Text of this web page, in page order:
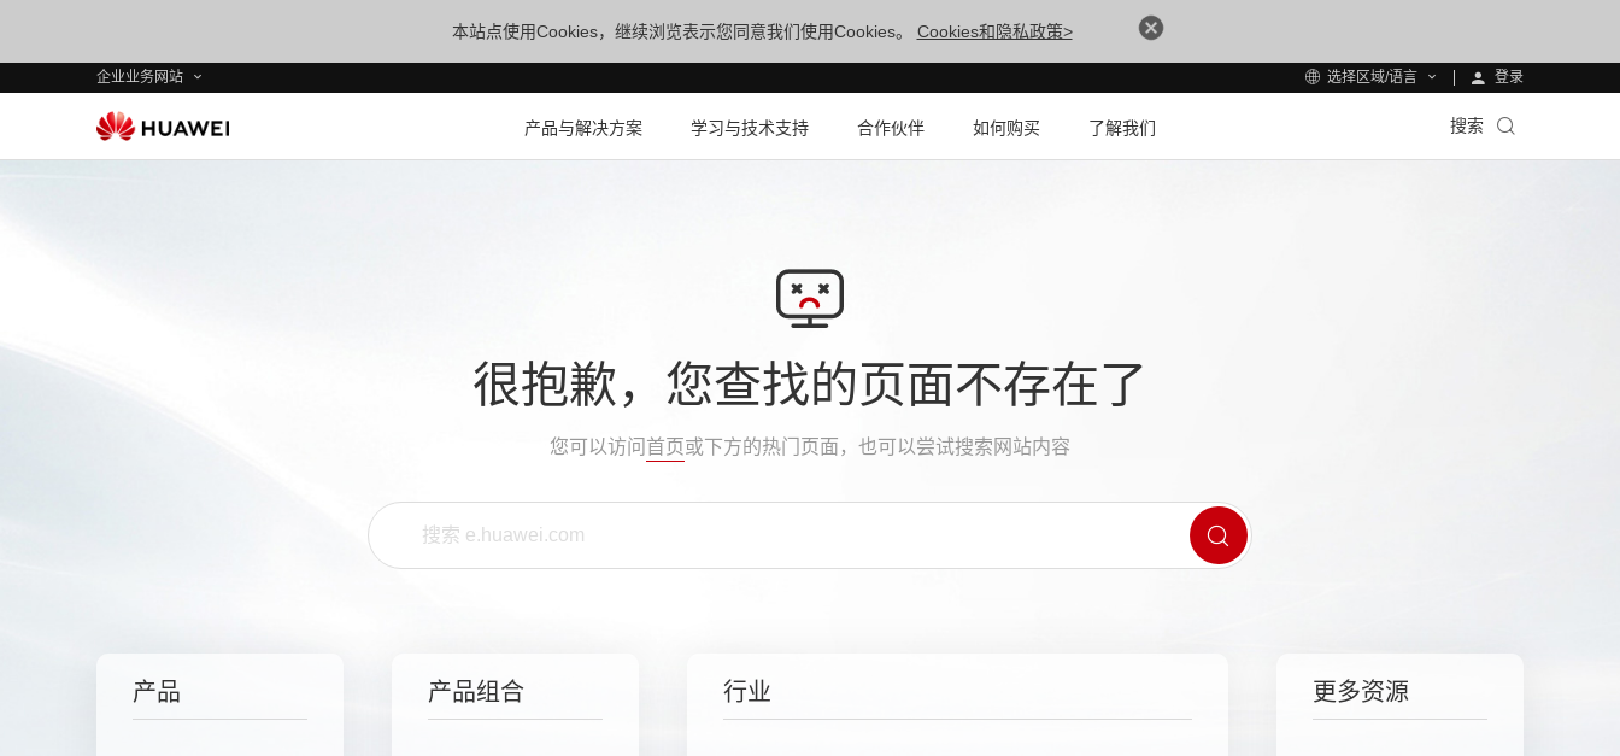
本站点使用Cookies，继续浏览表示您同意我们使用Cookies。 Cookies和隐私政策>
企业业务网站 选择区域/语言 登录
产品与解决方案 学习与技术支持 合作伙伴 如何购买 了解我们 搜索
很抱歉，您查找的页面不存在了
您可以访问 首页或下方的热门页面，也可以尝试搜索网站内容
产品 产品组合 行业 更多资源